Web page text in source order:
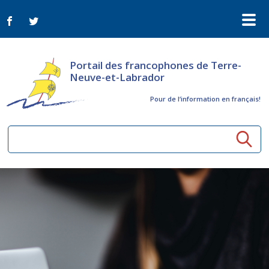
Portail des francophones de Terre-
Neuve-et-Labrador
Pour de l‘information en français!
Ressources communautaires
Activités à distance
ConnectAînés
Appels d'offres du secteur culturel
Plan de Développement Global
Organismes
Bulletin Le FrancoTNL